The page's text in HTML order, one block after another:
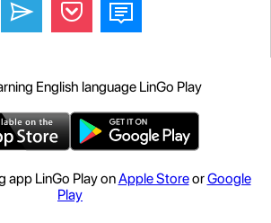
English language LinGo Play
app LinGo Play onApple StoreorGoogle
Play